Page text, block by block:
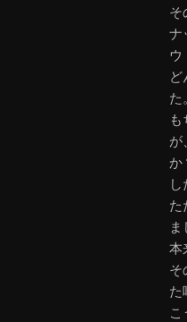
そ
ナ
ウ
た
が
か
し
た
ま
本
そ
た